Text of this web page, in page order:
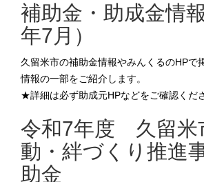
補助金・助成金情
年7月）
久留米市の補助金情報やみんくるのHPで
情報の一部をご紹介します。
★詳細は必ず助成元HPなどをご確認くだ
令和7年度 久留米
動・絆づくり推進
助金